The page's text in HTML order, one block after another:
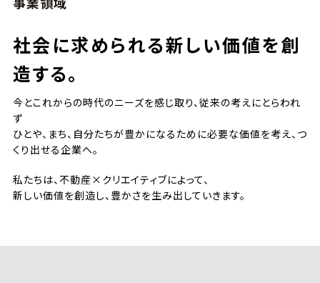
社会に求められる新しい価値を創
造する。
今とこれからの時代のニーズを感じ取り、従来の考えにとらわれ
ず
ひとや、まち、自分たちが豊かになるために必要な価値を考え、つ
くり出せる企業へ。
私たちは、不動産×クリエイティブによって、
新しい価値を創造し、豊かさを生み出していきます。